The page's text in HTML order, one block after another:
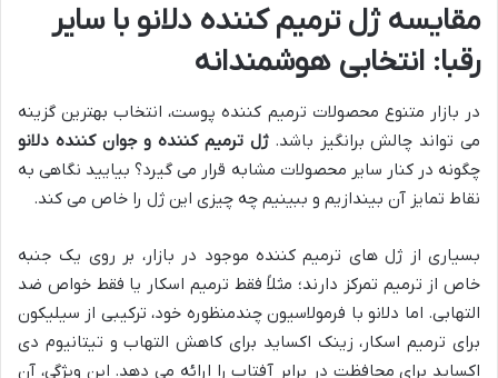
مقایسهژل ترمیم کننده دلانو با سایر
رقبا: انتخابی هوشمندانه
در بازار متنوع محصولات ترمیم کننده پوست، انتخاب بهترین گزینه
می تواند چالش برانگیز باشد.ژل ترمیم کننده و جوان کننده دلانو
چگونه در کنار سایر محصولات مشابه قرار می گیرد؟ بیایید نگاهی به
نقاط تمایز آن بیندازیم و ببینیم چه چیزی این ژل را خاص می کند.
بسیاری از ژل های ترمیم کننده موجود در بازار، بر روی یک جنبه
خاص از ترمیم تمرکز دارند؛ مثلاً فقط ترمیم اسکار یا فقط خواص ضد
التهابی. اما دلانو با فرمولاسیون چندمنظوره خود، ترکیبی از سیلیکون
برای ترمیم اسکار، زینک اکساید برای کاهش التهاب و تیتانیوم دی
اکساید برای محافظت در برابر آفتاب را ارائه می دهد. این ویژگی، آن